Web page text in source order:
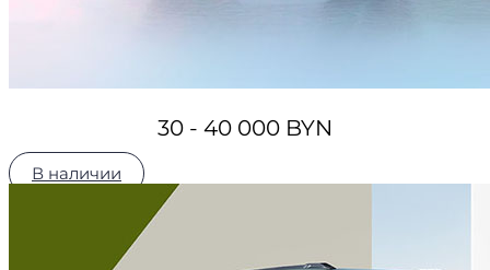
30 - 40 000 BYN
В наличии